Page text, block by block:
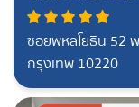
ซอยพหลโยธิน 52
กรุงเทพ 10220